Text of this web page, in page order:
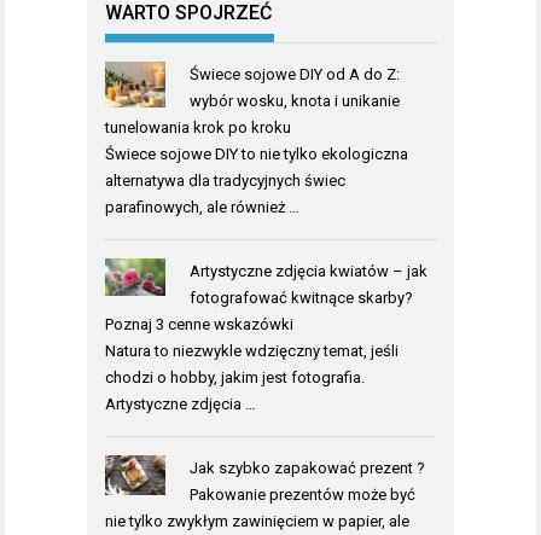
WARTO SPOJRZEĆ
Świece sojowe DIY od A do Z:
wybór wosku, knota i unikanie
tunelowania krok po kroku
Świece sojowe DIY to nie tylko ekologiczna
alternatywa dla tradycyjnych świec
parafinowych, ale również …
Artystyczne zdjęcia kwiatów – jak
fotografować kwitnące skarby?
Poznaj 3 cenne wskazówki
Natura to niezwykle wdzięczny temat, jeśli
chodzi o hobby, jakim jest fotografia.
Artystyczne zdjęcia …
Jak szybko zapakować prezent ?
Pakowanie prezentów może być
nie tylko zwykłym zawinięciem w papier, ale